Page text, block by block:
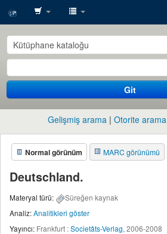
SESRIC
Library
Git
Gelişmiş arama Otorite arama
Normal görünüm MARC görünümü
Deutschland.
Materyal türü:
Süreğen kaynak
Analiz:Analitikleri göster
Yayıncı: Frankfurt :Societâts-Verlag, 2006-2008